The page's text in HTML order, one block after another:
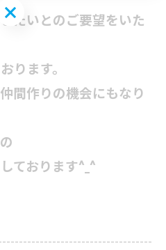
たいとのご要望をいた
ります。
間作りの機会にもなり
ております^_^
せはこちら